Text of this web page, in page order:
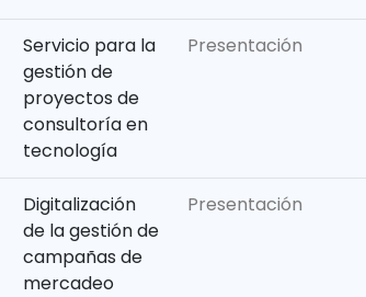
Servicio para la
gestión de
proyectos de
consultoría en
tecnología
Presentación
Digitalización
de la gestión de
campañas de
mercadeo
Presentación